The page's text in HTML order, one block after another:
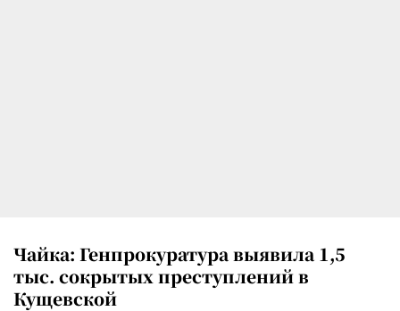
Чайка: Генпрокуратура выявила 1,5
тыс. сокрытых преступлений в
Кущевской